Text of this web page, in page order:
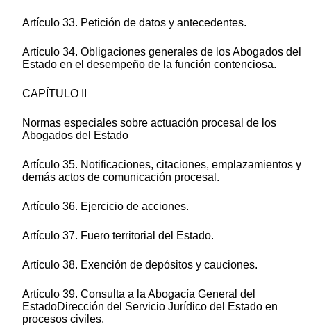
Artículo 33. Petición de datos y antecedentes.
Artículo 34. Obligaciones generales de los Abogados del
Estado en el desempeño de la función contenciosa.
CAPÍTULO II
Normas especiales sobre actuación procesal de los
Abogados del Estado
Artículo 35. Notificaciones, citaciones, emplazamientos y
demás actos de comunicación procesal.
Artículo 36. Ejercicio de acciones.
Artículo 37. Fuero territorial del Estado.
Artículo 38. Exención de depósitos y cauciones.
Artículo 39. Consulta a la Abogacía General del
EstadoDirección del Servicio Jurídico del Estado en
procesos civiles.